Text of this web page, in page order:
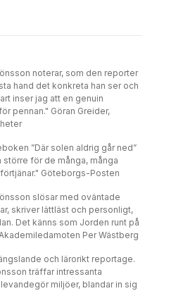
FOR SAPIENS:'Jaw-
the first word to the last... It
book I've ever read' Chris
It changes the way you look
Simon Mayo'I would
Sapiens to anyone who's
the history and future of our
GatesOver 2 million copies sold
[Nielsen BookScan UK,
US, April 2024]
noterar, som den reporter
hand det konkreta han ser och
inser jag att en genuin
pennan." Göran Greider,
”Där solen aldrig går ned”
större för de många, många
Göteborgs-Posten
slösar med oväntade
skriver lättläst och personligt,
Det känns som Jorden runt på
Per Wästberg
och lärorikt reportage.
träffar intressanta
miljöer, blandar in sig